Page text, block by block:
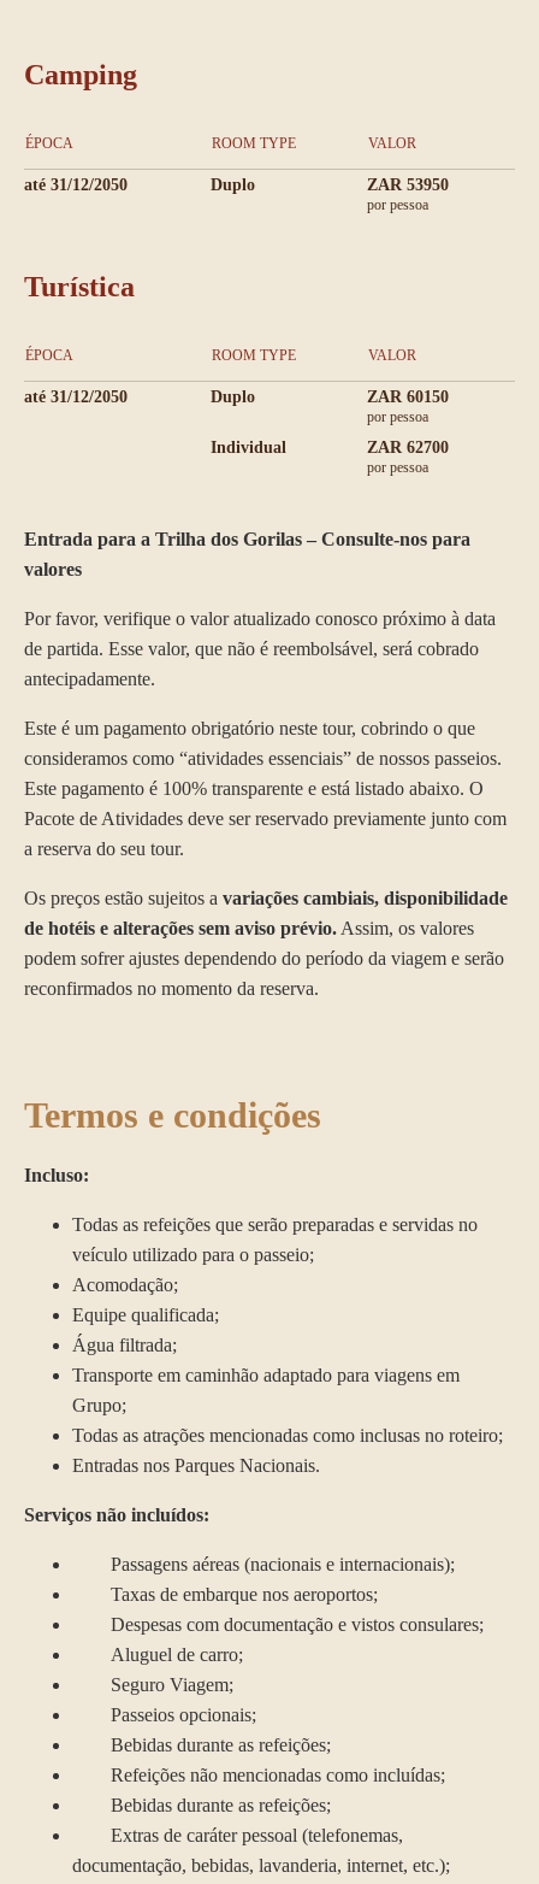
Camping
ÉPOCA ROOM TYPE VALOR
até 31/12/2050 Duplo ZAR 53950
por pessoa
Turística
ÉPOCA ROOM TYPE VALOR
até 31/12/2050 Duplo ZAR 60150
por pessoa
Individual ZAR 62700
por pessoa
Entrada para a Trilha dos Gorilas – Consulte-nos para
valores
Por favor, verifique o valor atualizado conosco próximo à data
de partida. Esse valor, que não é reembolsável, será cobrado
antecipadamente.
Este é um pagamento obrigatório neste tour, cobrindo o que
consideramos como “atividades essenciais” de nossos passeios.
Este pagamento é 100% transparente e está listado abaixo. O
Pacote de Atividades deve ser reservado previamente junto com
a reserva do seu tour.
Os preços estão sujeitos a variações cambiais, disponibilidade
de hotéis e alterações sem aviso prévio. Assim, os valores
podem sofrer ajustes dependendo do período da viagem e serão
reconfirmados no momento da reserva.
termos e condições
Incluso:
Todas as refeições que serão preparadas e servidas no
veículo utilizado para o passeio;
Acomodação;
Equipe qualificada;
Água filtrada;
Transporte em caminhão adaptado para viagens em
Grupo;
Todas as atrações mencionadas como inclusas no roteiro;
Entradas nos Parques Nacionais.
Serviços não incluídos:
Passagens aéreas (nacionais e internacionais);
Taxas de embarque nos aeroportos;
Despesas com documentação e vistos consulares;
Aluguel de carro;
Seguro Viagem;
Passeios opcionais;
Bebidas durante as refeições;
Refeições não mencionadas como incluídas;
Bebidas durante as refeições;
Extras de caráter pessoal (telefonemas,
documentação, bebidas, lavanderia, internet, etc.);